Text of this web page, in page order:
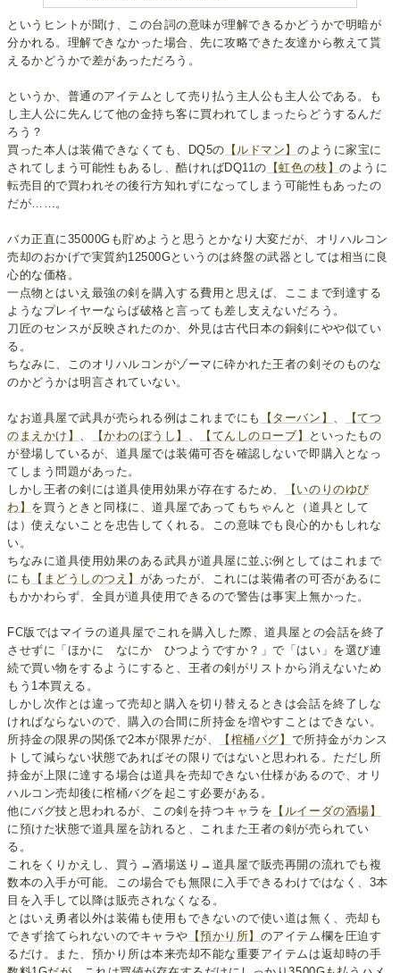
というヒントが聞け、この台詞の意味が理解できるかどうかで明暗が
分かれる。理解できなかった場合、先に攻略できた友達から教えて貰
えるかどうかで差があっただろう。
というか、普通のアイテムとして売り払う主人公も主人公である。も
し主人公に先んじて他の金持ち客に買われてしまったらどうするんだ
ろう？
買った本人は装備できなくても、DQ5の 【ルドマン】のように家宝に
されてしまう可能性もあるし、酷ければDQ11の 【虹色の枝】のように
転売目的で買われその後行方知れずになってしまう可能性もあったの
だが……。
バカ正直に35000Gも貯めようと思うとかなり大変だが、オリハルコン
売却のおかげで実質約12500Gというのは終盤の武器としては相当に良
心的な価格。
一点物とはいえ最強の剣を購入する費用と思えば、ここまで到達する
ようなプレイヤーならば破格と言っても差し支えないだろう。
刀匠のセンスが反映されたのか、外見は古代日本の銅剣にやや似てい
る。
ちなみに、このオリハルコンがゾーマに砕かれた王者の剣そのものな
のかどうかは明言されていない。
なお道具屋で武具が売られる例はこれまでにも 【ターバン】 、
【てつ
のまえかけ】 、 【かわのぼうし】 、 【てんしのローブ】
といったもの
が登場しているが、道具屋では装備可否を確認しないで即購入となっ
てしまう問題があった。
しかし王者の剣には道具使用効果が存在するため、
【いのりのゆび
わ】 を買うときと同様に、道具屋であってもちゃんと（道具として
は）使えないことを忠告してくれる。この意味でも良心的かもしれな
い。
ちなみに道具使用効果のある武具が道具屋に並ぶ例としてはこれまで
にも
【まどうしのつえ】 があったが、これには装備者の可否があるに
もかかわらず、全員が道具使用できるので警告は事実上無かった。
FC版ではマイラの道具屋でこれを購入した際、道具屋との会話を終了
させずに「ほかに なにか ひつようですか？」で「はい」を選び連
続で買い物をするようにすると、王者の剣がリストから消えないため
もう1本買える。
しかし次作とは違って売却と購入を切り替えるときは会話を終了しな
ければならないので、購入の合間に所持金を増やすことはできない。
所持金の限界の関係で2本が限界だが、
【棺桶バグ】 で所持金がカンス
トして減らない状態であればその限りではないと思われる。ただし所
持金が上限に達する場合は道具を売却できない仕様があるので、オリ
ハルコン売却後に棺桶バグを起こす必要がある。
他にバグ技と思われるが、この剣を持つキャラを 【ルイーダの酒場】
に預けた状態で道具屋を訪れると、これまた王者の剣が売られてい
る。
これをくりかえし、買う→酒場送り→道具屋で販売再開の流れでも複
数本の入手が可能。この場合でも無限に入手できるわけではなく、3本
目を入手して以降は販売されなくなる。
とはいえ勇者以外は装備も使用もできないので使い道は無く、売却も
できず捨てられないのでキャラや 【預かり所】 のアイテム欄を圧迫す
るだけ。また、預かり所は本来売却不能な重要アイテムは返却時の手